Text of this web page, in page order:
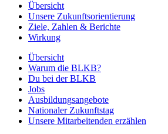
Übersicht
Unsere Zukunftsorientierung
Ziele, Zahlen & Berichte
Wirkung
Übersicht
Warum die BLKB?
Du bei der BLKB
Jobs
Ausbildungsangebote
Nationaler Zukunftstag
Unsere Mitarbeitenden erzählen